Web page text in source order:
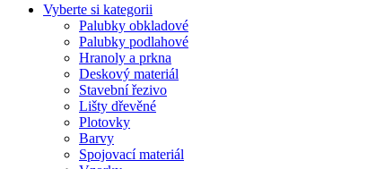
Vyberte si kategorii
Palubky obkladové
Palubky podlahové
Hranoly a prkna
Deskový materiál
Stavební řezivo
Lišty dřevěné
Plotovky
Barvy
Spojovací materiál